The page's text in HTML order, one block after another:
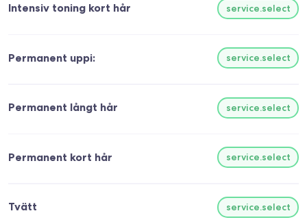
Intensiv toning kort hår service.select
Permanent uppi: service.select
Permanent långt hår service.select
Permanent kort hår service.select
Tvätt service.select